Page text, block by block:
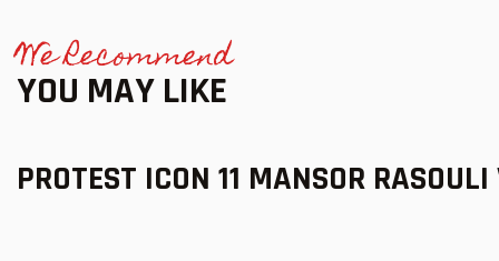
We Recommend
YOU MAY LIKE
PROTEST ICON 11 MANSOR